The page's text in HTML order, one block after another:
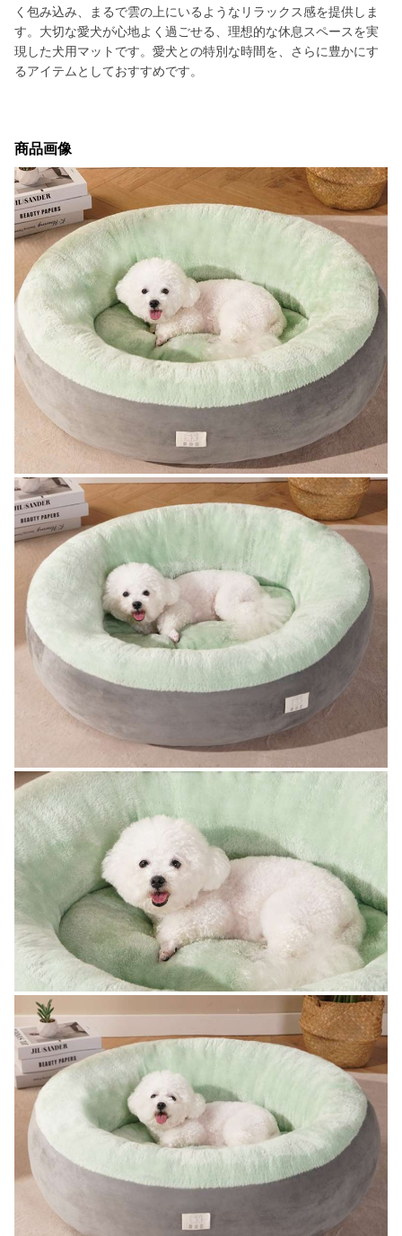
く包み込み、まるで雲の上にいるようなリラックス感を提供しま
す。大切な愛犬が心地よく過ごせる、理想的な休息スペースを実
現した犬用マットです。愛犬との特別な時間を、さらに豊かにす
るアイテムとしておすすめです。
商品画像